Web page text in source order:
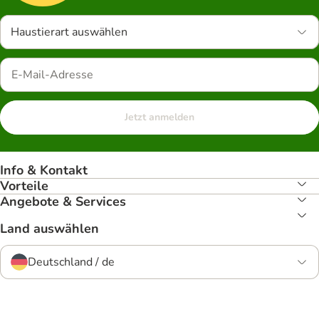
Haustierart auswählen
Jetzt anmelden
Info & Kontakt
Vorteile
Angebote & Services
Land auswählen
Deutschland / de